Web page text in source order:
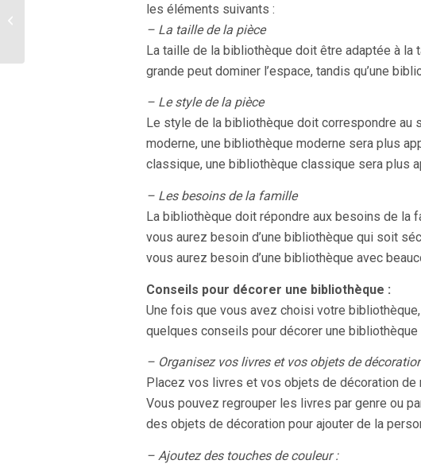
les éléments suivants :
– La taille de la pièce
La taille de la bibliothèque doit être adaptée à la
grande peut dominer l’espace, tandis qu’une
– Le style de la pièce
Le style de la bibliothèque doit correspondre au
moderne, une bibliothèque moderne sera plus
classique, une bibliothèque classique sera plus
– Les besoins de la famille
La bibliothèque doit répondre aux besoins de la
vous aurez besoin d’une bibliothèque qui soit
vous aurez besoin d’une bibliothèque avec
Conseils pour décorer une bibliothèque :
Une fois que vous avez choisi votre
quelques conseils pour décorer une bibliothèque
– Organisez vos livres et vos objets de
Placez vos livres et vos objets de décoration de
Vous pouvez regrouper les livres par genre ou
des objets de décoration pour ajouter de la
– Ajoutez des touches de couleur :